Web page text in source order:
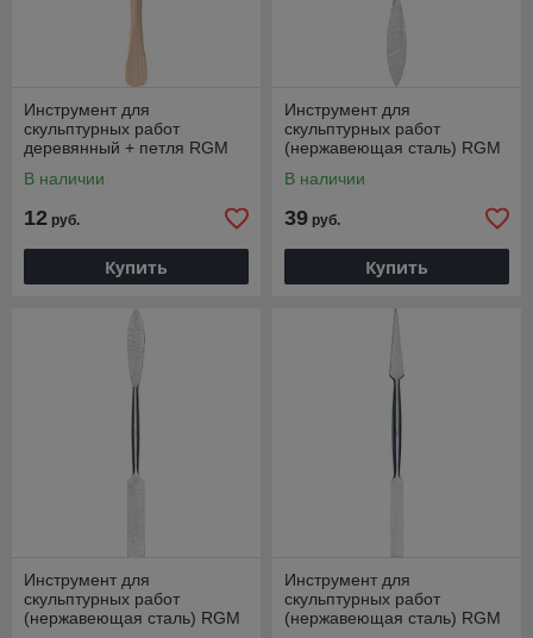
Инструмент для
скульптурных работ
деревянный + петля RGM
В наличии
12 руб.
Купить
Инструмент для
скульптурных работ
(нержавеющая сталь) RGM
412
В наличии
39 руб.
Купить
Инструмент для
скульптурных работ
(нержавеющая сталь) RGM
Инструмент для
скульптурных работ
(нержавеющая сталь) RGM